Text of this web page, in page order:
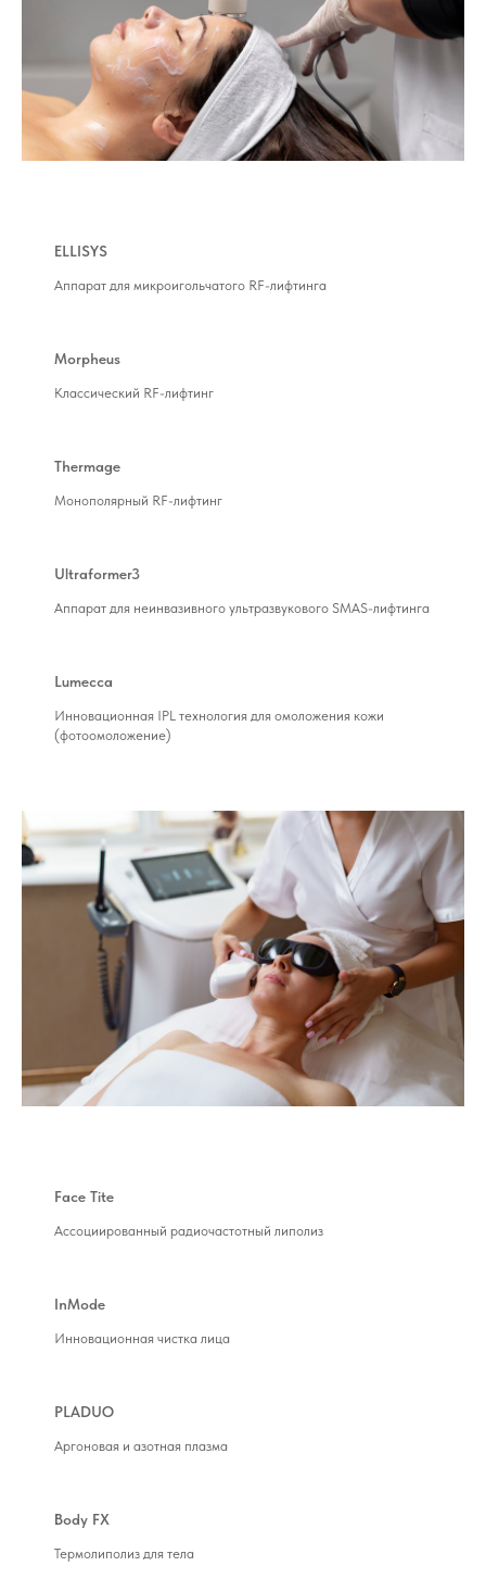
ELLISYS
Аппарат для микроигольчатого RF-лифтинга
Morpheus
Классический RF-лифтинг
Thermage
Монополярный RF-лифтинг
Ultraformer3
Аппарат для неинвазивного ультразвукового SMAS-лифтинга
Lumecca
Инновационная IPL технология для омоложения кожи
(фотоомоложение)
Face Tite
Ассоциированный радиочастотный липолиз
InMode
Инновационная чистка лица
PLADUO
Аргоновая и азотная плазма
Body FX
Термолиполиз для тела